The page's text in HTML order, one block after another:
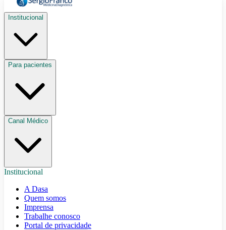
Institucional
Para pacientes
Canal Médico
Institucional
A Dasa
Quem somos
Imprensa
Trabalhe conosco
Portal de privacidade